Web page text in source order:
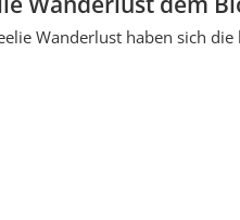
Wanderlust haben sich